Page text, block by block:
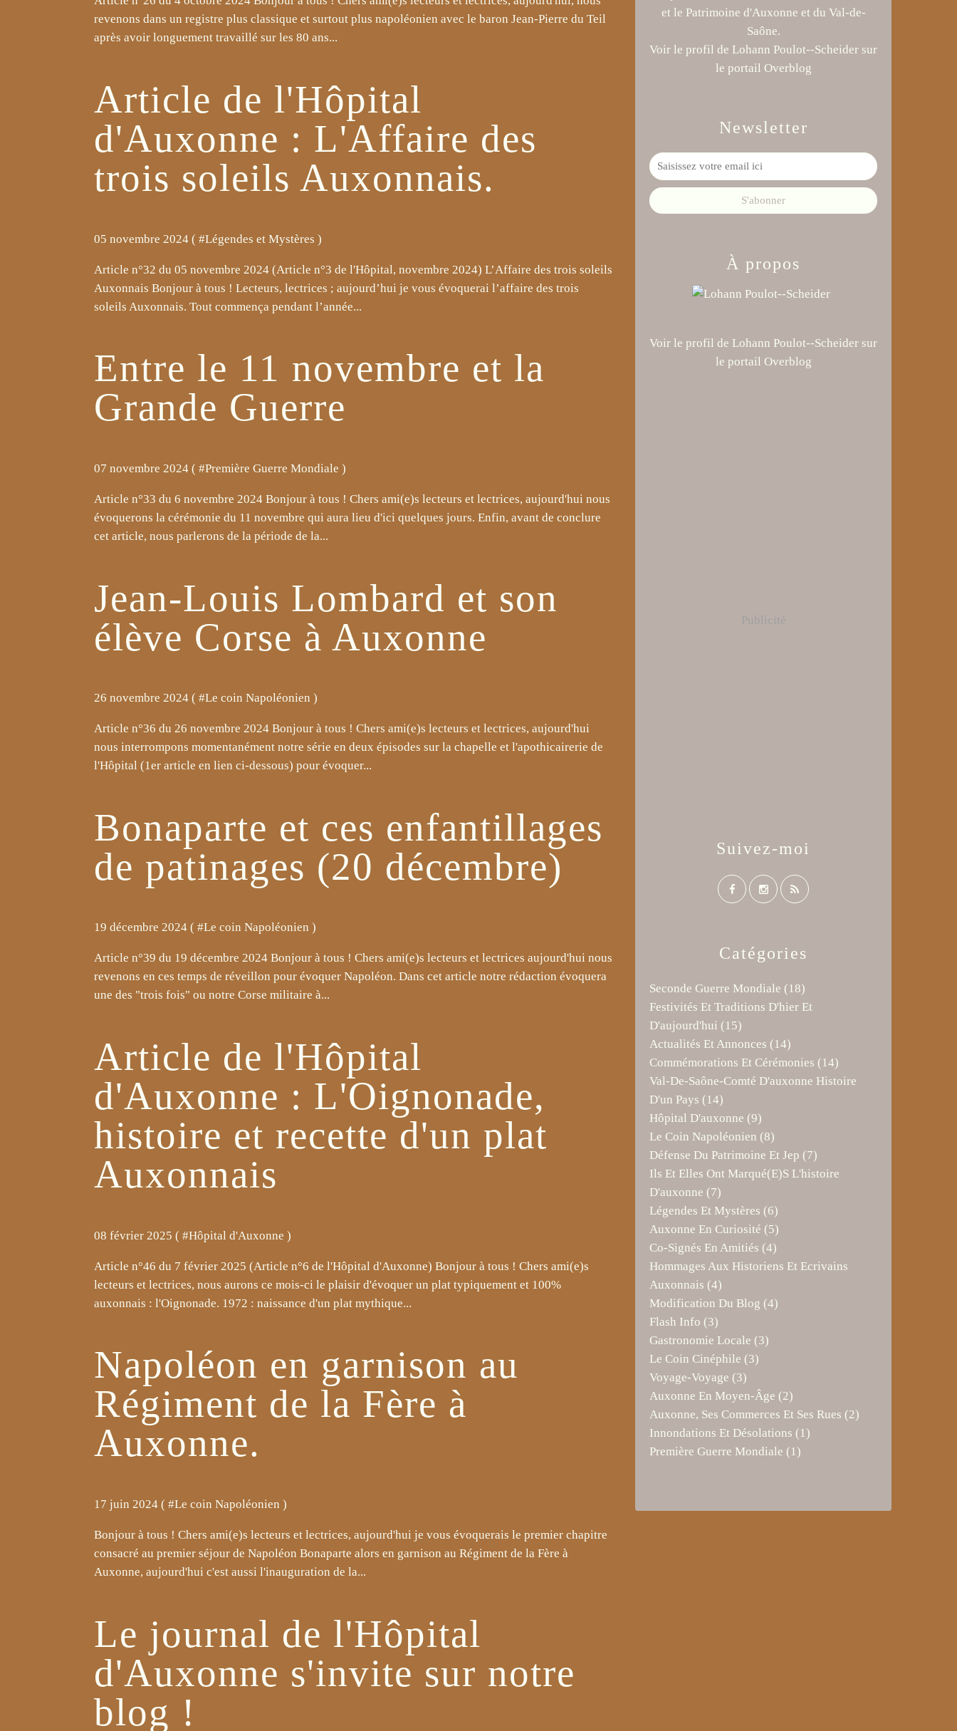
revenons dans un registre plus classique et surtout plus napoléonien avec le baron Jean-Pierre du Teil
après avoir longuement travaillé sur les 80 ans...
Article de l'Hôpital
d'Auxonne : L'Affaire des
trois soleils Auxonnais.
05 novembre 2024 ( #Légendes et Mystères )
Article n°32 du 05 novembre 2024 (Article n°3 de l'Hôpital, novembre 2024) L’Affaire des trois soleils
Auxonnais Bonjour à tous ! Lecteurs, lectrices ; aujourd’hui je vous évoquerai l’affaire des trois
soleils Auxonnais. Tout commença pendant l’année...
Entre le 11 novembre et la
Grande Guerre
07 novembre 2024 ( #Première Guerre Mondiale )
Article n°33 du 6 novembre 2024 Bonjour à tous ! Chers ami(e)s lecteurs et lectrices, aujourd'hui nous
évoquerons la cérémonie du 11 novembre qui aura lieu d'ici quelques jours. Enfin, avant de conclure
cet article, nous parlerons de la période de la...
Jean-Louis Lombard et son
élève Corse à Auxonne
26 novembre 2024 ( #Le coin Napoléonien )
Article n°36 du 26 novembre 2024 Bonjour à tous ! Chers ami(e)s lecteurs et lectrices, aujourd'hui
nous interrompons momentanément notre série en deux épisodes sur la chapelle et l'apothicairerie de
l'Hôpital (1er article en lien ci-dessous) pour évoquer...
Bonaparte et ces enfantillages
de patinages (20 décembre)
19 décembre 2024 ( #Le coin Napoléonien )
Article n°39 du 19 décembre 2024 Bonjour à tous ! Chers ami(e)s lecteurs et lectrices aujourd'hui nous
revenons en ces temps de réveillon pour évoquer Napoléon. Dans cet article notre rédaction évoquera
une des "trois fois" ou notre Corse militaire à...
Article de l'Hôpital
d'Auxonne : L'Oignonade,
histoire et recette d'un plat
Auxonnais
08 février 2025 ( #Hôpital d'Auxonne )
Article n°46 du 7 février 2025 (Article n°6 de l'Hôpital d'Auxonne) Bonjour à tous ! Chers ami(e)s
lecteurs et lectrices, nous aurons ce mois-ci le plaisir d'évoquer un plat typiquement et 100%
auxonnais : l'Oignonade. 1972 : naissance d'un plat mythique...
Napoléon en garnison au
Régiment de la Fère à
Auxonne.
17 juin 2024 ( #Le coin Napoléonien )
Bonjour à tous ! Chers ami(e)s lecteurs et lectrices, aujourd'hui je vous évoquerais le premier chapitre
consacré au premier séjour de Napoléon Bonaparte alors en garnison au Régiment de la Fère à
Auxonne, aujourd'hui c'est aussi l'inauguration de la...
Le journal de l'Hôpital
d'Auxonne s'invite sur notre
blog !
Newsletter
Catégories
Seconde Guerre Mondiale (18)
Festivités Et Traditions D'hier Et
D'aujourd'hui (15)
Actualités Et Annonces (14)
Commémorations Et Cérémonies (14)
Val-De-Saône-Comté D'auxonne Histoire
D'un Pays (14)
Hôpital D'auxonne (9)
Le Coin Napoléonien (8)
Défense Du Patrimoine Et Jep (7)
Ils Et Elles Ont Marqué(e)s L'histoire
D'auxonne (7)
Légendes Et Mystères (6)
Auxonne En Curiosité (5)
Co-Signés En Amitiés (4)
Hommages Aux Historiens Et Ecrivains
Auxonnais (4)
Modification Du Blog (4)
Flash Info (3)
Gastronomie Locale (3)
Le Coin Cinéphile (3)
Voyage-Voyage (3)
Auxonne En Moyen-Âge (2)
Auxonne, Ses Commerces Et Ses Rues (2)
Innondations Et Désolations (1)
Première Guerre Mondiale (1)
et le Patrimoine d'Auxonne et du Val-de-
Saône.
Voir le profil de Lohann Poulot--Scheider sur
le portail Overblog
Suivez-moi
À propos
Voir le profil de Lohann Poulot--Scheider sur
le portail Overblog
Publicité